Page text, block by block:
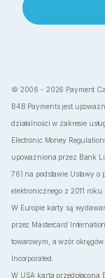
© 2006 - 2026 Payment
B4B Payments jest
działalności w zakresie
Electronic Money
upoważniona przez Bank
76) na podstawie Ustawy
elektronicznego z 2011 roku.
W Europie karty są
przez Mastercard
towarowym, a wzór
Incorporated.
W USA karta